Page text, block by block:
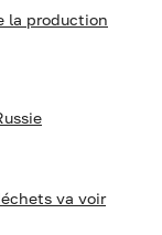
la production
va voir